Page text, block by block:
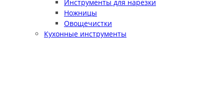
Инструменты для нарезки
Ножницы
Овощечистки
Кухонные инструменты